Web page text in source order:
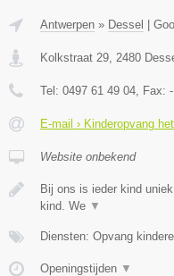
Antwerpen » Dessel |
Kolkstraat 29 2480
Tel: 0497 61 49 04 , Fax: -
E-mail › Kinderopvang
Website onbekend
Bij ons is ieder kind
kind. We ▼
Diensten: Opvang
Openingstijden ▼